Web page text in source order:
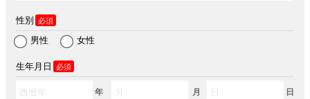
性別 必須
男性 女性
生年月日 必須
年 月 日